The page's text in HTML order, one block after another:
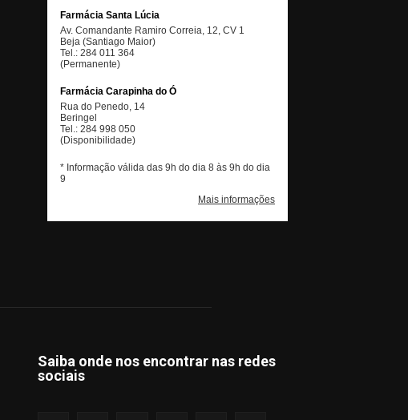
Saiba onde nos encontrar nas redes
sociais